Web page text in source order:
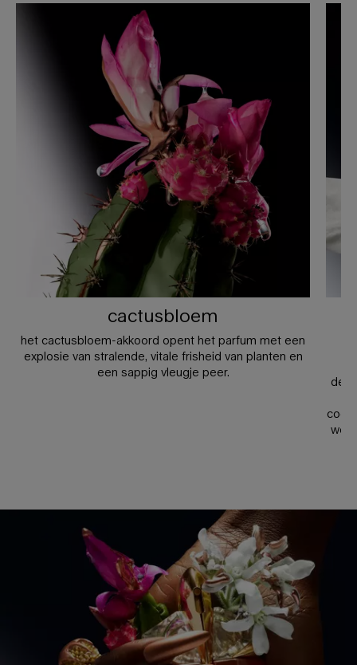
cactusbloem
het cactusbloem-akkoord opent het parfum met een
explosie van stralende, vitale frisheid van planten en
een sappig vleugje peer.
de